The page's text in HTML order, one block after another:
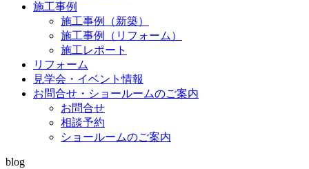
施工事例
施工事例（新築）
施工事例（リフォーム）
施工レポート
リフォーム
見学会・イベント情報
お問合せ・ショールームのご案内
お問合せ
相談予約
ショールームのご案内
blog